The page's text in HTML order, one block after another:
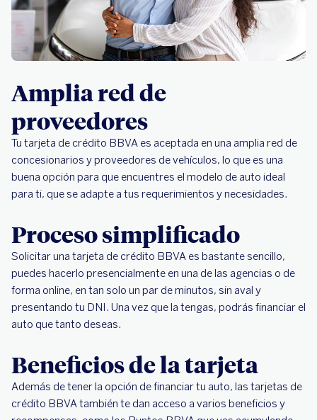
Amplia red de
proveedores
Tu tarjeta de crédito BBVA es aceptada en una amplia red de
concesionarios y proveedores de vehículos, lo que es una
buena opción para que encuentres el modelo de auto ideal
para ti, que se adapte a tus requerimientos y necesidades.
Proceso simplificado
Solicitar una tarjeta de crédito BBVA es bastante sencillo,
puedes hacerlo presencialmente en una de las agencias o de
forma online, en tan solo un par de minutos, sin aval y
presentando tu DNI. Una vez que la tengas, podrás financiar el
auto que tanto deseas.
Beneficios de la tarjeta
Además de tener la opción de financiar tu auto, las tarjetas de
crédito BBVA también te dan acceso a varios beneficios y